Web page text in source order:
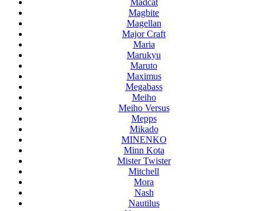
Madcat
Magbite
Magellan
Major Craft
Maria
Marukyu
Maruto
Maximus
Megabass
Meiho
Meiho Versus
Mepps
Mikado
MINENKO
Minn Kota
Mister Twister
Mitchell
Mora
Nash
Nautilus